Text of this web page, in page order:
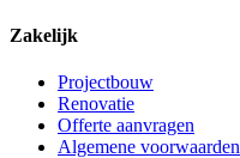
Zakelijk
Projectbouw
Renovatie
Offerte aanvragen
Algemene voorwaarden